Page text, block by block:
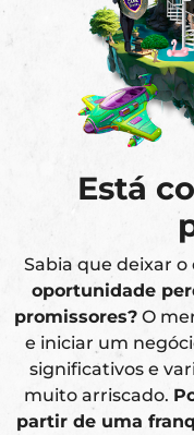
Está
Sabia que deixar
oportunidade
promissores?O
e iniciar um
significativos e
muito arriscado.
partir de uma